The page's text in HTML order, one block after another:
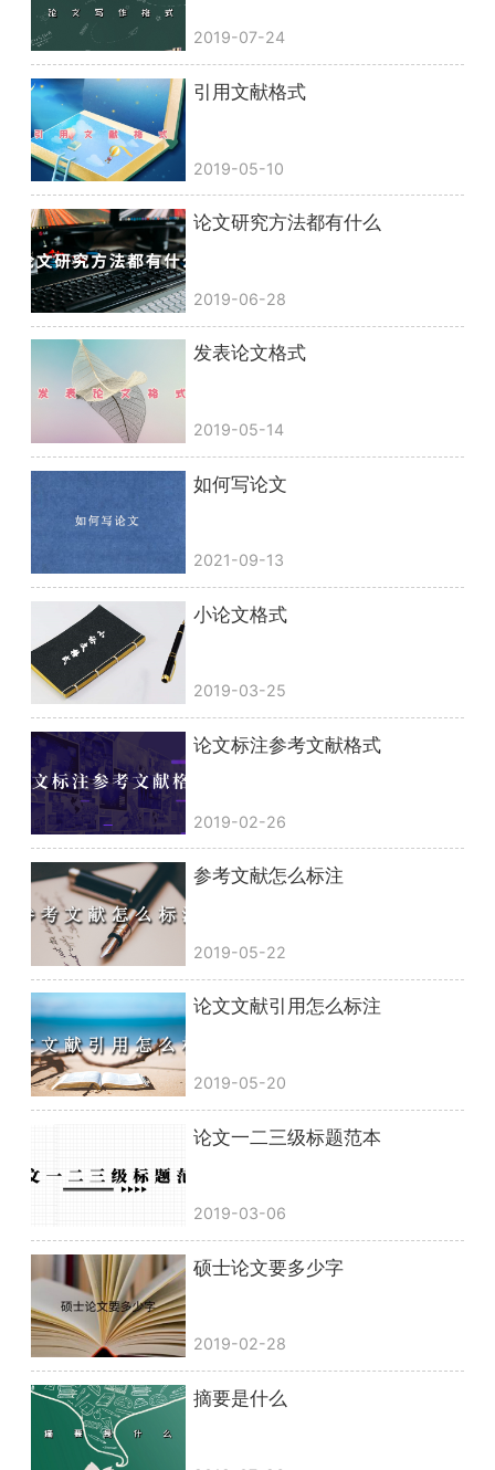
2019-07-24
引用文献格式
2019-05-10
论文研究方法都有什么
2019-06-28
发表论文格式
2019-05-14
如何写论文
2021-09-13
小论文格式
2019-03-25
论文标注参考文献格式
2019-02-26
参考文献怎么标注
2019-05-22
论文文献引用怎么标注
2019-05-20
论文一二三级标题范本
2019-03-06
硕士论文要多少字
2019-02-28
摘要是什么